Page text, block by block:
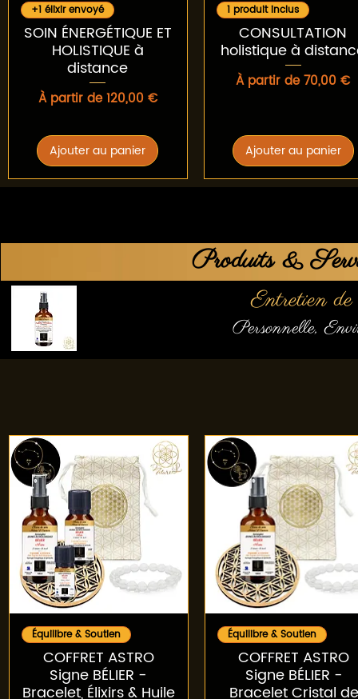
Aperçu rapide
+1 élixir envoyé
SOIN ÉNERGÉTIQUE ET
HOLISTIQUE à
distance
À partir de120,00 €
Prix promotionnel
Ajouter au panier
Aperçu rapide
1 produit inclus
CONSULTATION
holistique à
À partir de70,00 €
Prix promotionnel
Ajouter au panier
Produits &
Entretien
Personnelle,
Aperçu rapide
Équilibre & Soutien
COFFRET ASTRO
Signe BÉLIER -
Bracelet, Élixirs & Huile
Aperçu rapide
Équilibre & Soutien
COFFRET ASTRO
Signe BÉLIER -
Bracelet Cristal de